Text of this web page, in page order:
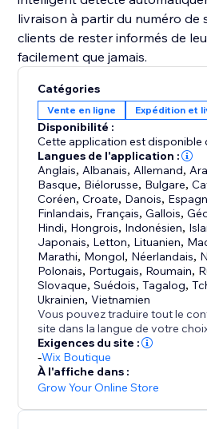
livraison à partir du numéro de
clients de rester informés de
facilement que jamais.
Catégories
Vente en ligne Expédition et
Disponibilité :
Cette application est disponible
Langues de l'application :
Anglais, Albanais, Allemand,
Basque, Biélorusse, Bulgare,
Coréen,Croate, Danois,
Finlandais, Français,Gallois,
Hindi, Hongrois, Indonésien,
Japonais, Letton, Lituanien,
Marathi, Mongol, Néerlandais,
Polonais, Portugais, Roumain,
Slovaque,Suédois,Tagalog,
Ukrainien,Vietnamien
Vous pouvez traduire tout le
site dans la langue de votre
Exigences du site :
-Wix Boutique
À l'affiche dans :
Grow Your Online Store